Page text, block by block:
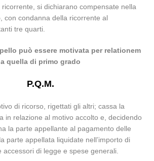
si dichiarano compensate nella
con condanna della ricorrente al
tre quarti.
può essere motivata per relationem
a quella di primo grado
P.Q.M.
di ricorso, rigettati gli altri; cassa la
in relazione al motivo accolto e, decidendo
la parte appellante al pagamento delle
parte appellata liquidate nell’importo di
di legge e spese generali.